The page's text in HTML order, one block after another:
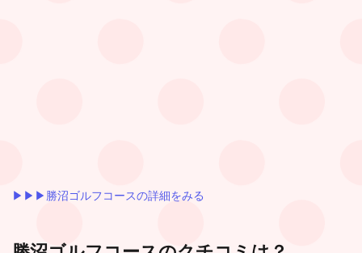
▶︎▶︎▶︎勝沼ゴルフコースの詳細をみる